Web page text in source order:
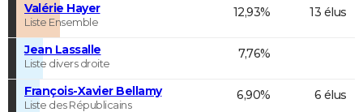
Valérie Hayer
Liste Ensemble
12,93% 13 élus
Jean Lassalle
Liste divers droite
7,76%
François-Xavier Bellamy
Liste des Républicains
6,90% 6 élus